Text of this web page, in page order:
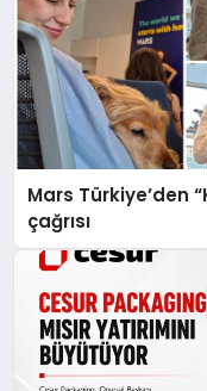
Mars Türkiye’den
çağrısı